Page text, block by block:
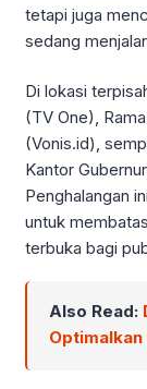
tetapi juga
sedang
Di lokasi
(TV One),
(Vonis.id),
Kantor
Penghalangan
untuk
terbuka bagi
Also Read:
Optimalkan